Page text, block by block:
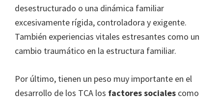
desestructurado o una dinámica familiar
excesivamente rígida, controladora y exigente.
También experiencias vitales estresantes como un
cambio traumático en la estructura familiar.
Por último, tienen un peso muy importante en el
desarrollo de los TCA los factores sociales como